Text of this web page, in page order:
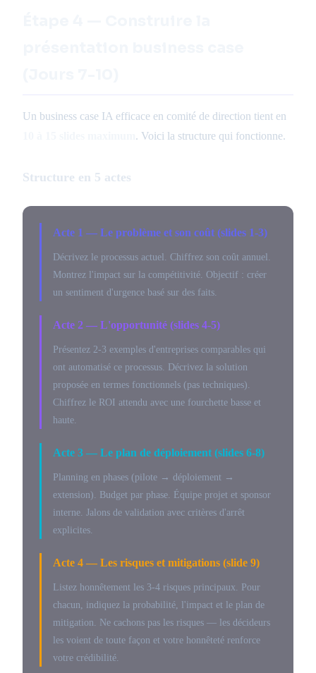
Un business case IA efficace en comité de direction tient en
. Voici la structure qui fonctionne.
Structure en 5 actes
Acte 1 — Le problème et son coût (slides 1-3)
Décrivez le processus actuel. Chiffrez son coût annuel.
Montrez l'impact sur la compétitivité. Objectif : créer
un sentiment d'urgence basé sur des faits.
Acte 2 — L'opportunité (slides 4-5)
Présentez 2-3 exemples d'entreprises comparables qui
ont automatisé ce processus. Décrivez la solution
proposée en termes fonctionnels (pas techniques).
Chiffrez le ROI attendu avec une fourchette basse et
haute.
Acte 3 — Le plan de déploiement (slides 6-8)
Planning en phases (pilote → déploiement →
extension). Budget par phase. Équipe projet et sponsor
interne. Jalons de validation avec critères d'arrêt
explicites.
Acte 4 — Les risques et mitigations (slide 9)
Listez honnêtement les 3-4 risques principaux. Pour
chacun, indiquez la probabilité, l'impact et le plan de
mitigation. Ne cachons pas les risques — les décideurs
les voient de toute façon et votre honnêteté renforce
votre crédibilité.